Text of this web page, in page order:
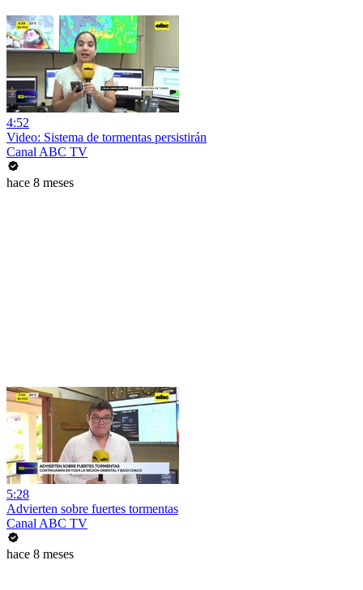
4:52
Video: Sistema de tormentas persistirán
Canal ABC TV
hace 8 meses
5:28
Advierten sobre fuertes tormentas
Canal ABC TV
hace 8 meses